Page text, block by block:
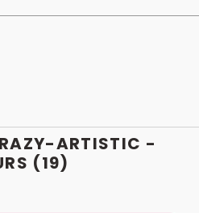
!
du spectacle.
ARTISTIC -
(19)